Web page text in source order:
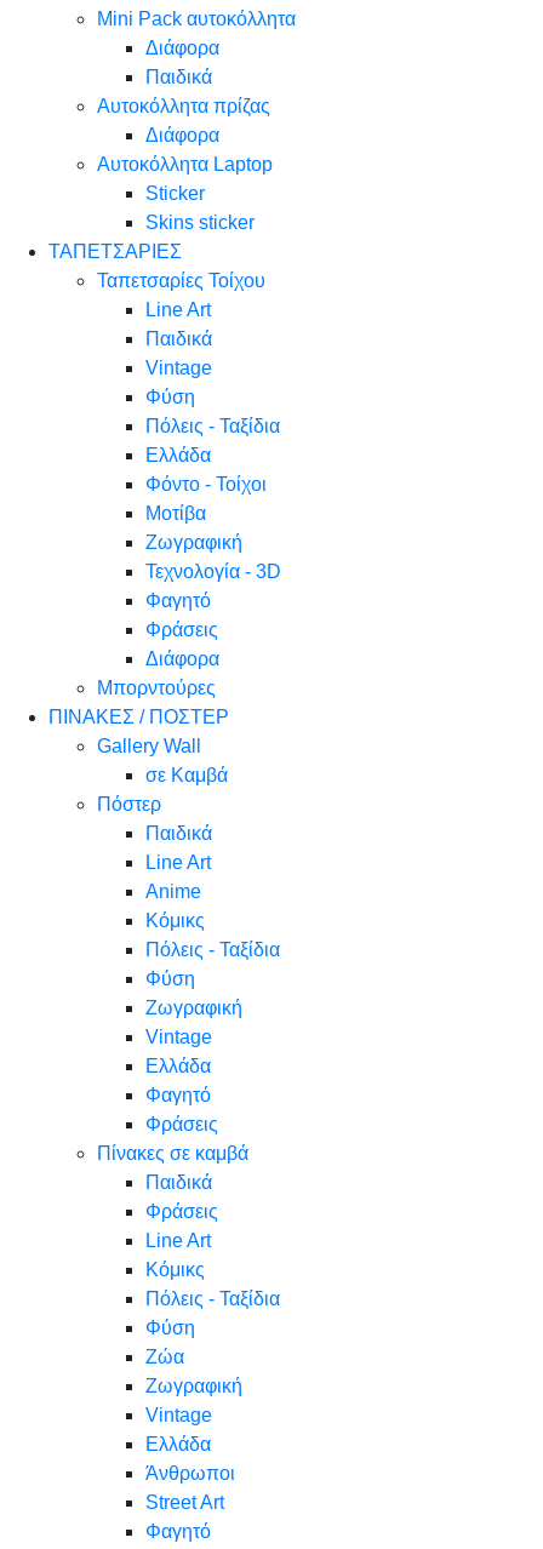
Mini Pack αυτοκόλλητα
Διάφορα
Παιδικά
Αυτοκόλλητα πρίζας
Διάφορα
Αυτοκόλλητα Laptop
Sticker
Skins sticker
ΤΑΠΕΤΣΑΡΙΕΣ
Ταπετσαρίες Τοίχου
Line Art
Παιδικά
Vintage
Φύση
Πόλεις - Ταξίδια
Ελλάδα
Φόντο - Τοίχοι
Μοτίβα
Ζωγραφική
Τεχνολογία - 3D
Φαγητό
Φράσεις
Διάφορα
Μπορντούρες
ΠΙΝΑΚΕΣ / ΠΟΣΤΕΡ
Gallery Wall
σε Καμβά
Πόστερ
Παιδικά
Line Art
Anime
Κόμικς
Πόλεις - Ταξίδια
Φύση
Ζωγραφική
Vintage
Ελλάδα
Φαγητό
Φράσεις
Πίνακες σε καμβά
Παιδικά
Φράσεις
Line Art
Κόμικς
Πόλεις - Ταξίδια
Φύση
Ζώα
Ζωγραφική
Vintage
Ελλάδα
Άνθρωποι
Street Art
Φαγητό